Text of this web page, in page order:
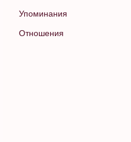
Упоминания
Отношения